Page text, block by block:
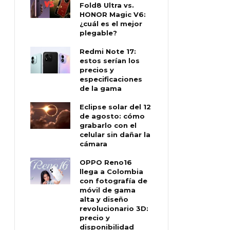
Fold8 Ultra vs.
HONOR Magic V6:
¿cuál es el mejor
plegable?
Redmi Note 17:
estos serían los
precios y
especificaciones
de la gama
Eclipse solar del 12
de agosto: cómo
grabarlo con el
celular sin dañar la
cámara
OPPO Reno16
llega a Colombia
con fotografía de
móvil de gama
alta y diseño
revolucionario 3D:
precio y
disponibilidad